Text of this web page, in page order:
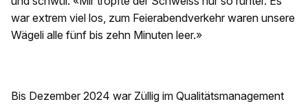
war extrem viel los, zum Feierabendverkehr waren unsere
Wägeli alle fünf bis zehn Minuten leer.»
Bis Dezember 2024 war Züllig im Qualitätsmanagement